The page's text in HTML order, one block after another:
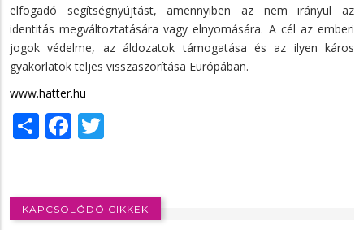
elfogadó segítségnyújtást, amennyiben az nem irányul az
identitás megváltoztatására vagy elnyomására. A cél az emberi
jogok védelme, az áldozatok támogatása és az ilyen káros
gyakorlatok teljes visszaszorítása Európában.
www.hatter.hu
ShareFacebook
KAPCSOLÓDÓ CIKKEK